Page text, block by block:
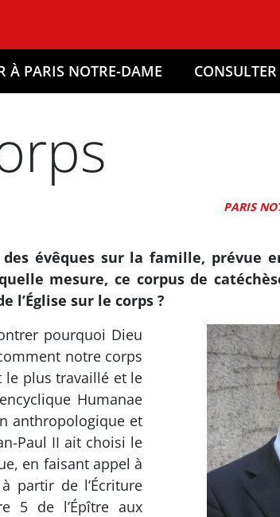
À PARIS NOTRE-DAME
PARIS
évêques sur la famille, prévue
mesure, ce corpus de
l’Église sur le corps ?
pourquoi Dieu
notre corps
le plus travaillé et le
Humanae
anthropologique et
Paul II ait choisi le
en faisant appel à
partir de l’Écriture
5 de l’Épître aux